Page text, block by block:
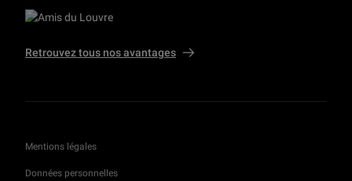
Retrouvez tous nos avantages
Mentions légales
Données personnelles